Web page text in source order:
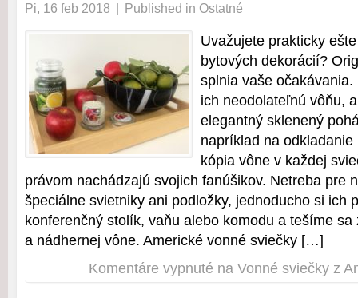
Pi, 16 feb 2018 | Published in Ostatné
Uvažujete prakticky
bytových dekorácií?
splnia vaše
ich neodolateľnú vôňu,
elegantný sklenený
napríklad na
kópia vône v každej
právom nachádzajú svojich fanúšikov. Netreba pre
špeciálne svietniky ani podložky, jednoducho si ich
konferenčný stolík, vaňu alebo komodu a tešíme sa
a nádhernej vône. Americké vonné sviečky […]
Komentáre vypnuté na Vonné sviečky z